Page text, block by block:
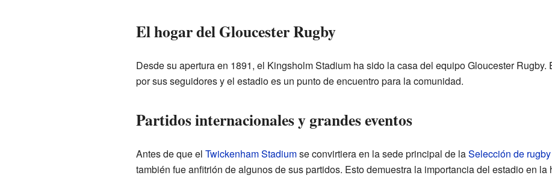
El hogar del Gloucester Rugby
Desde su apertura en 1891, el Kingsholm Stadium ha sido la casa del equipo Gloucester Rugby.
por sus seguidores y el estadio es un punto de encuentro para la comunidad.
Partidos internacionales y grandes eventos
Antes de que el Twickenham Stadiumse convirtiera en la sede principal de laSelección de
también fue anfitrión de algunos de sus partidos. Esto demuestra la importancia del estadio en la